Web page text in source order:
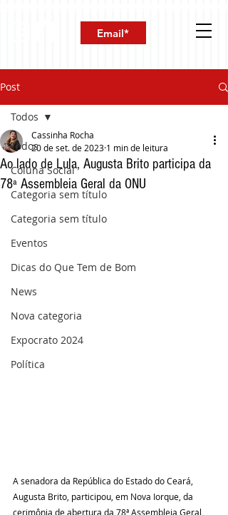
Post
Todos
Coluna Social
Categoria sem título
Categoria sem título
Eventos
Dicas do Que Tem de Bom
News
Nova categoria
Expocrato 2024
Política
Todos
Ao lado de Lula, Augusta Brito participa da
78ª Assembleia Geral da ONU
Cassinha Rocha
20 de set. de 2023 1 min de leitura
A senadora da República do Estado do Ceará,
Augusta Brito, participou, em Nova Iorque, da
cerimônia de abertura da 78ª Assembleia Geral